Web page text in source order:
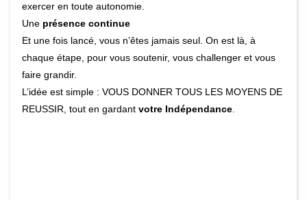
exercer en toute autonomie.
Une présence continue
Et une fois lancé, vous n’êtes jamais seul. On est là, à
chaque étape, pour vous soutenir, vous challenger et vous
faire grandir.
L’idée est simple : VOUS DONNER TOUS LES MOYENS DE
REUSSIR, tout en gardant votre Indépendance